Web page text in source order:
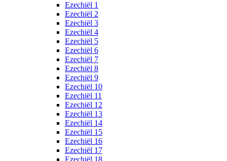
Ezechiël 1
Ezechiël 2
Ezechiël 3
Ezechiël 4
Ezechiël 5
Ezechiël 6
Ezechiël 7
Ezechiël 8
Ezechiël 9
Ezechiël 10
Ezechiël 11
Ezechiël 12
Ezechiël 13
Ezechiël 14
Ezechiël 15
Ezechiël 16
Ezechiël 17
Ezechiël 18